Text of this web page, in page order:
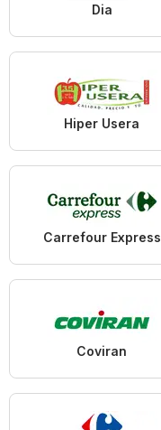
Dia
Hiper Usera
Carrefour Express
Coviran